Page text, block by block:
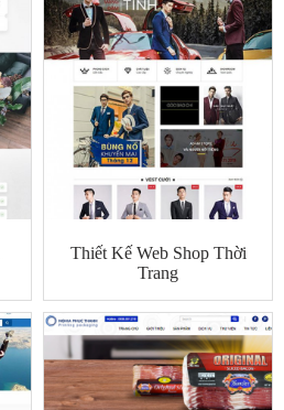
Thiết Kế Web Shop Thời
Trang